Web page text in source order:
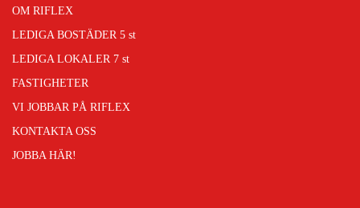
OM RIFLEX
LEDIGA BOSTÄDER 5 st
LEDIGA LOKALER 7 st
FASTIGHETER
VI JOBBAR PÅ RIFLEX
KONTAKTA OSS
JOBBA HÄR!